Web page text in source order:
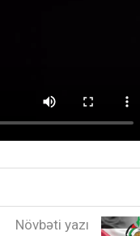
Növbəti yazı